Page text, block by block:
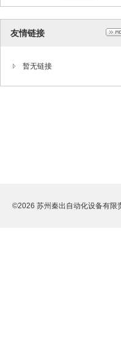
友情链接
暂无链接
©2026 苏州秦出自动化设备有限